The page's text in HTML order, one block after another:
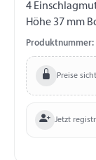
4 Einschlagmuttern
Höhe 37 mm
mm
Produktnummer:
Preise
Jetzt